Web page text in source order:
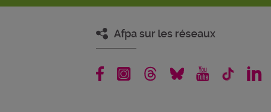
Afpa sur les réseaux